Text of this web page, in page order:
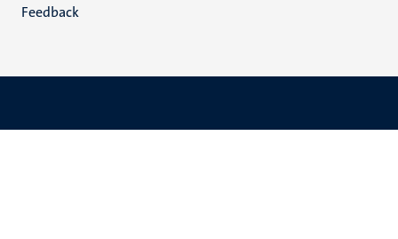
Feedback